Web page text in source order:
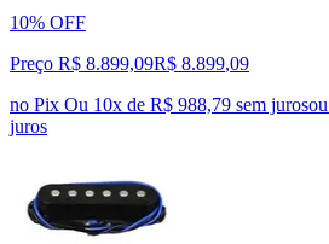
10% OFF
Preço R$ 8.899,09R$ 8.899,09
no Pix Ou 10x de R$ 988,79 sem jurosou
juros